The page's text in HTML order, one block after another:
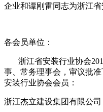
企业和谭刚雷同志为浙江
各会员单位：
浙江省安装行业协会
事、常务理事会，审议批
安装行业协会会员：
浙江杰立建设集团有限公司